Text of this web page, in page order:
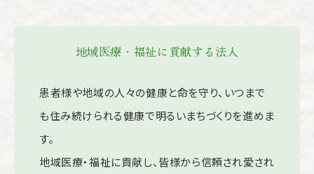
地域医療・福祉に貢献する法人
患者様や地域の人々の健康と命を守り、いつまで
も住み続けられる健康で明るいまちづくりを進めま
す。
地域医療・福祉に貢献し、皆様から信頼され愛され